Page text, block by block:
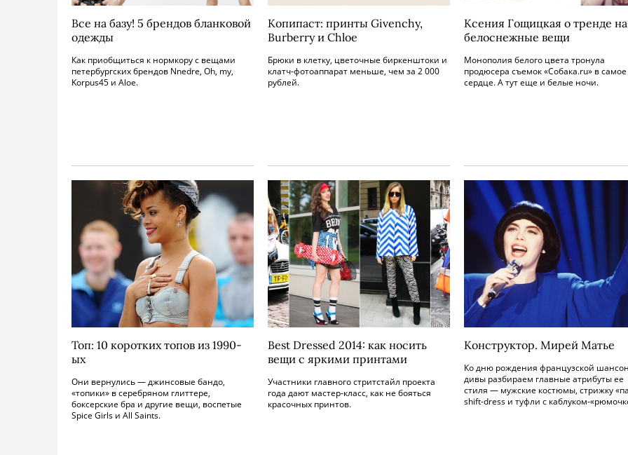
Все на базу! 5 брендов бланковой
одежды
Как приобщиться к нормкору с вещами
петербургских брендов Nnedre, Oh, my,
Korpus45 и Aloe.
Копипаст: принты Givenchy,
Burberry и Chloe
Брюки в клетку, цветочные биркенштоки и
клатч-фотоаппарат меньше, чем за 2 000
рублей.
Ксения Гощицкая о тренде на
белоснежные вещи
Монополия белого цвета тронула
продюсера съемок «Собака.ru» в самое
сердце. А тут еще и белые ночи.
Топ: 10 коротких топов из 1990-
ых
Они вернулись — джинсовые бандо,
«топики» в серебряном глиттере,
боксерские бра и другие вещи, воспетые
Spice Girls и All Saints.
Best Dressed 2014: как носить
вещи с яркими принтами
Участники главного стритстайл проекта
года дают мастер-класс, как не бояться
красочных принтов.
Конструктор. Мирей Матье
Ко дню рождения французской
дивы разбираем главные атрибуты ее
стиля — мужские костюмы, стрижку
shift-dress и туфли с каблуком-